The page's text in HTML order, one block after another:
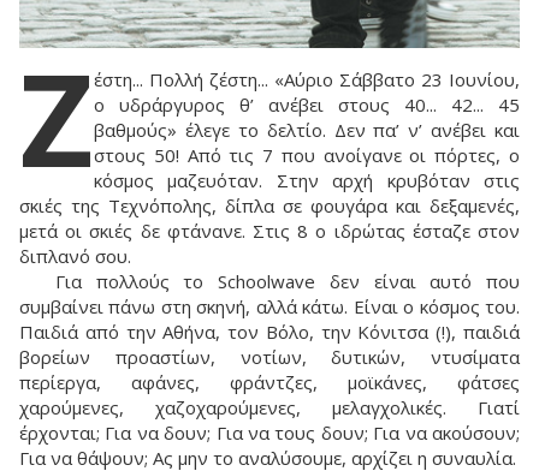
Ζέστη... Πολλή ζέστη... «Αύριο Σάββατο 23 Ιουνίου,
ο υδράργυρος θ’ ανέβει στους 40... 42... 45
βαθμούς» έλεγε το δελτίο. Δεν πα’ ν’ ανέβει και
στους 50! Από τις 7 που ανοίγανε οι πόρτες, ο
κόσμος μαζευόταν. Στην αρχή κρυβόταν στις
σκιές της Τεχνόπολης, δίπλα σε φουγάρα και δεξαμενές,
μετά οι σκιές δε φτάνανε. Στις 8 ο ιδρώτας έσταζε στον
διπλανό σου.
Για πολλούς το Schoolwave δεν είναι αυτό που
συμβαίνει πάνω στη σκηνή, αλλά κάτω. Είναι ο κόσμος του.
Παιδιά από την Αθήνα, τον Βόλο, την Κόνιτσα (!), παιδιά
βορείων προαστίων, νοτίων, δυτικών, ντυσίματα
περίεργα, αφάνες, φράντζες, μοϊκάνες, φάτσες
χαρούμενες, χαζοχαρούμενες, μελαγχολικές. Γιατί
έρχονται; Για να δουν; Για να τους δουν; Για να ακούσουν;
Για να θάψουν; Ας μην το αναλύσουμε, αρχίζει η συναυλία.